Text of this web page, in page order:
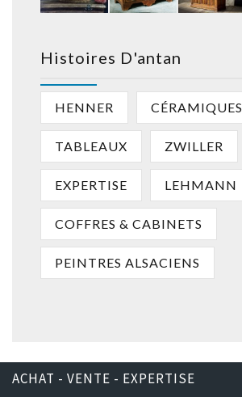
Histoires D'antan
HENNER CÉRAMIQUES
TABLEAUX ZWILLER
EXPERTISE LEHMANN
COFFRES & CABINETS
PEINTRES ALSACIENS
ACHAT - VENTE - EXPERTISE